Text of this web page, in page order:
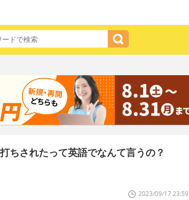
ちされたって英語でなんて言うの？
2023/09/17 23:59